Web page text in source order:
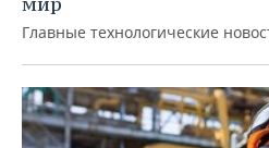
Главные технологические